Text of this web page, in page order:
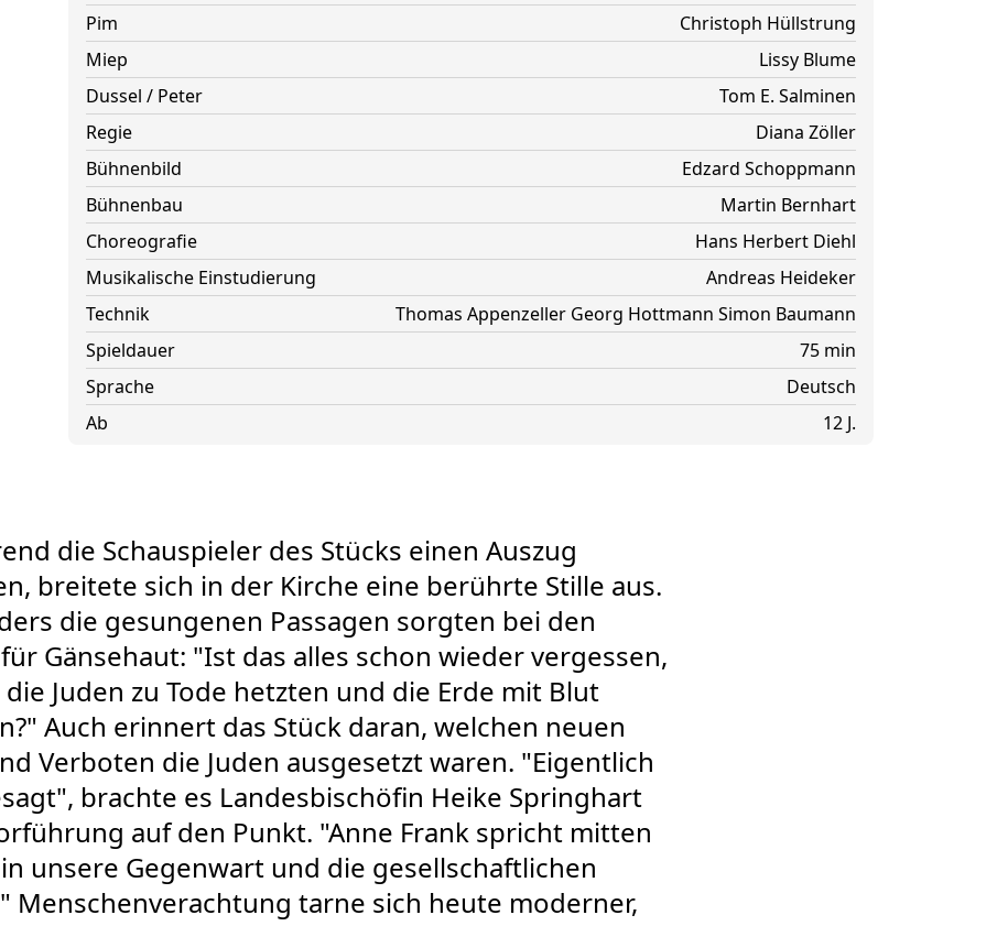
Pim
Christoph Hüllstrung
Miep
Lissy Blume
Dussel / Peter
Tom E. Salminen
Regie
Diana Zöller
Bühnenbild
Edzard Schoppmann
Bühnenbau
Martin Bernhart
Choreografie
Hans Herbert Diehl
Musikalische Einstudierung
Andreas Heideker
Technik
Thomas Appenzeller Georg Hottmann Simon Baumann
Spieldauer
75 min
Sprache
Deutsch
Ab
12 J.
die Schauspieler des Stücks einen Auszug
breitete sich in der Kirche eine berührte Stille aus.
die gesungenen Passagen sorgten bei den
Gänsehaut: "Ist das alles schon wieder vergessen,
Juden zu Tode hetzten und die Erde mit Blut
Auch erinnert das Stück daran, welchen neuen
Verboten die Juden ausgesetzt waren. "Eigentlich
brachte es Landesbischöfin Heike Springhart
auf den Punkt. "Anne Frank spricht mitten
unsere Gegenwart und die gesellschaftlichen
Menschenverachtung tarne sich heute moderner,